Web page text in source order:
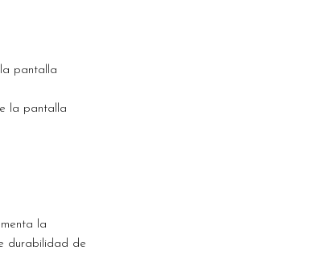
pantalla
la pantalla
la
durabilidad de